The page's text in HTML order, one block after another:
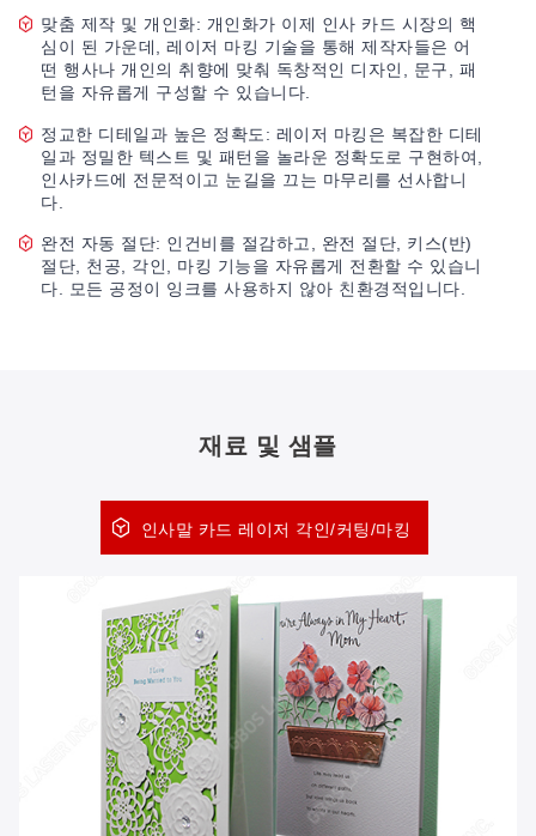
맞춤 제작 및 개인화: 개인화가 이제 인사 카드 시장의 핵
심이 된 가운데, 레이저 마킹 기술을 통해 제작자들은 어
떤 행사나 개인의 취향에 맞춰 독창적인 디자인, 문구, 패
턴을 자유롭게 구성할 수 있습니다.
정교한 디테일과 높은 정확도: 레이저 마킹은 복잡한 디테
일과 정밀한 텍스트 및 패턴을 놀라운 정확도로 구현하여,
인사카드에 전문적이고 눈길을 끄는 마무리를 선사합니
다.
완전 자동 절단: 인건비를 절감하고, 완전 절단, 키스(반)
절단, 천공, 각인, 마킹 기능을 자유롭게 전환할 수 있습니
다. 모든 공정이 잉크를 사용하지 않아 친환경적입니다.
재료 및 샘플
인사말 카드 레이저 각인/커팅/마킹